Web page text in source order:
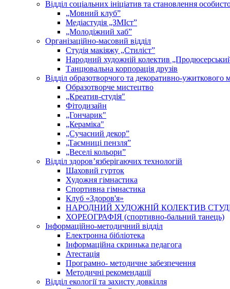
Відділ соціальних ініціатив та становлення
„Мовний клубˮ
Медіастудія „ЗМІстˮ
„Молодіжний хабˮ
Організаційно-масовий відділ
Студія макіяжу „Стиліст”
Народний художній колектив
Танцювальна корпорація друзів
Відділ образотворчого та декоративно-ужиткового
Образотворче мистецтво
„Креатив-студія"
Фітодизайн
„Гончарик"
„Кераміка"
„Сучасний декор”
„Таємниці пензля”
„Веселі кольори”
Відділ здоров’язберігаючих технологій
Шаховий гурток
Художня гімнастика
Спортивна гімнастика
Клуб «Здоров'я»
НАРОДНИЙ ХУДОЖНІЙ КОЛЕКТИВ
ХОРЕОГРАФІЯ (спортивно-бальний танець)
Інформаційно-методичний відділ
Електронна бібліотека
Інформаційна скринька педагога
Атестація
Програмно- методичне забезпечення
Методичні рекомендації
Відділ екології та захисту довкілля